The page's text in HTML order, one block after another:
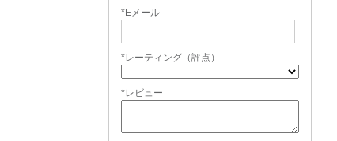
*Eメール
*レーティング（評点）
*レビュー